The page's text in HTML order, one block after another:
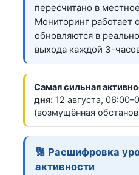
пересчитано в
Мониторинг работает
обновляются в
выхода каждой 3-
Самая сильная
дня: 12 августа,
(возмущённая
🔢 Расшифровка
активности